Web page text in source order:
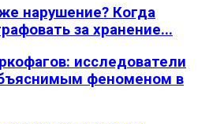
нарушение? Когда
за хранение...
исследователи
феноменом в